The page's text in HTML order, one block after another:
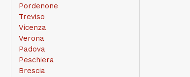
Pordenone
Treviso
Vicenza
Verona
Padova
Peschiera
Brescia